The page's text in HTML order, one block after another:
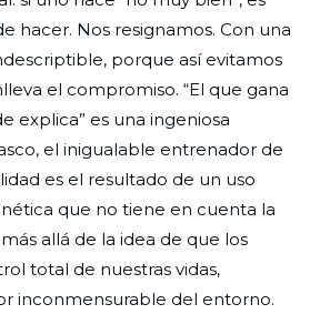
hacer. Nos resignamos. Con una
porque así evitamos
el compromiso. “El que gana
explica” es una ingeniosa
el inigualable entrenador de
es el resultado de un uso
que no tiene en cuenta la
allá de la idea de que los
total de nuestras vidas,
inconmensurable del entorno.